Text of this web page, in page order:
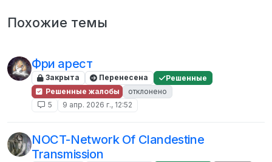
Похожие темы
Фри арест
Закрыта Перенесена
Решенные
Решенные жалобы
отклонено
5
9 апр. 2026 г., 12:52
NOCT-Network Of Clandestine
Transmission